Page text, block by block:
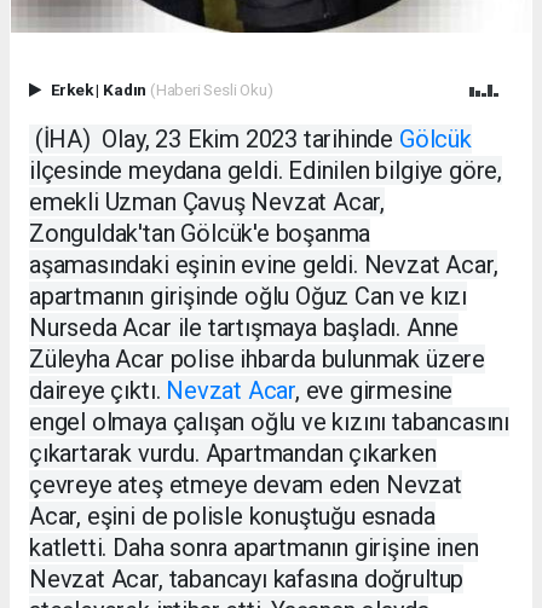
Erkek| Kadın (Haberi Sesli Oku)
(İHA) Olay, 23 Ekim 2023 tarihinde Gölcük
ilçesinde meydana geldi. Edinilen bilgiye göre,
emekli Uzman Çavuş Nevzat Acar,
Zonguldak'tan Gölcük'e boşanma
aşamasındaki eşinin evine geldi. Nevzat Acar,
apartmanın girişinde oğlu Oğuz Can ve kızı
Nurseda Acar ile tartışmaya başladı. Anne
Züleyha Acar polise ihbarda bulunmak üzere
daireye çıktı. Nevzat Acar, eve girmesine
engel olmaya çalışan oğlu ve kızını tabancasını
çıkartarak vurdu. Apartmandan çıkarken
çevreye ateş etmeye devam eden Nevzat
Acar, eşini de polisle konuştuğu esnada
katletti. Daha sonra apartmanın girişine inen
Nevzat Acar, tabancayı kafasına doğrultup